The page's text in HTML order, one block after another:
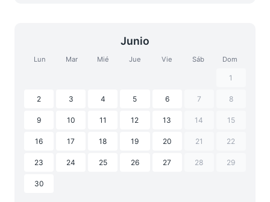
Junio
Lun Mar Mié Jue Vie Sáb Dom
1
2 3 4 5 6 7 8
9 10 11 12 13 14 15
16 17 18 19 20 21 22
23 24 25 26 27 28 29
30